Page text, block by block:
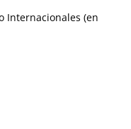
Internacionales (en